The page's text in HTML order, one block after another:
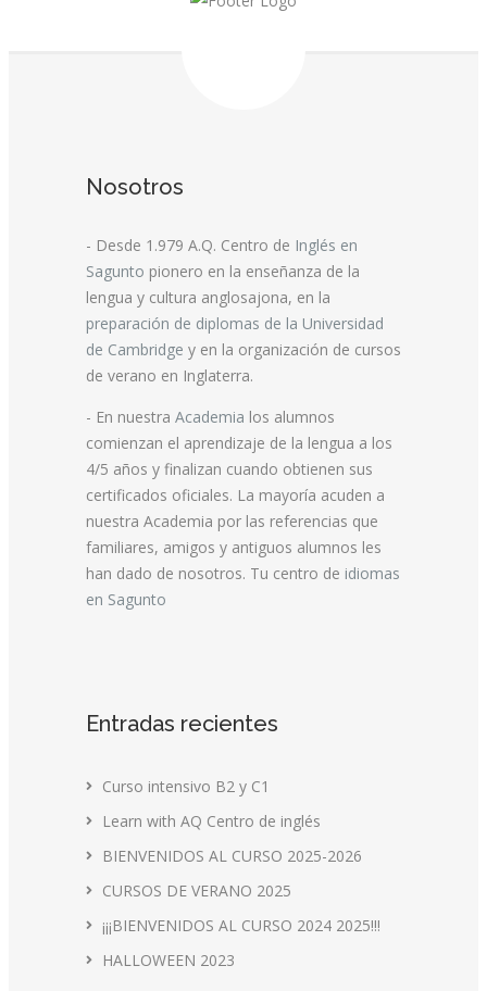
Nosotros
- Desde 1.979 A.Q. Centro de Inglés en
Sagunto pionero en la enseñanza de la
lengua y cultura anglosajona, en la
preparación de diplomas de la Universidad
de Cambridge y en la organización de cursos
de verano en Inglaterra.
- En nuestra Academia los alumnos
comienzan el aprendizaje de la lengua a los
4/5 años y finalizan cuando obtienen sus
certificados oficiales. La mayoría acuden a
nuestra Academia por las referencias que
familiares, amigos y antiguos alumnos les
han dado de nosotros. Tu centro de idiomas
en Sagunto
Entradas recientes
Curso intensivo B2 y C1
Learn with AQ Centro de inglés
BIENVENIDOS AL CURSO 2025-2026
CURSOS DE VERANO 2025
¡¡¡BIENVENIDOS AL CURSO 2024 2025!!!
HALLOWEEN 2023